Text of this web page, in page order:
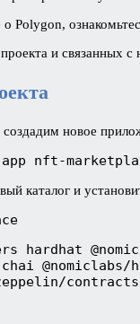
Polygon,
и связанных
новое
nft-
каталог и
hardhat